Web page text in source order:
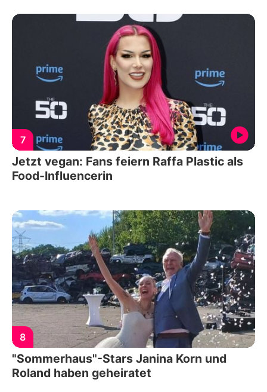
7
Jetzt vegan: Fans feiern Raffa Plastic als
Food-Influencerin
8
"Sommerhaus"-Stars Janina Korn und
Roland haben geheiratet